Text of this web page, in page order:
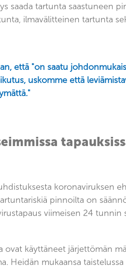
saada tartunta saastuneen
ilmavälitteinen tartunta
että "on saatu
uskomme että
koronaviruksen
pinnoilta on
viimeisen 24 tunnin
käyttäneet järjettömän
Heidän mukaansa